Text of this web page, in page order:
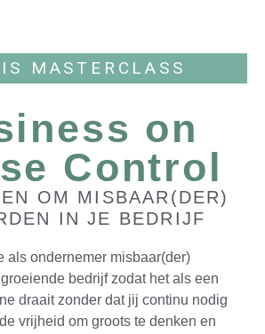
MASTERCLASS
on
Control
OM MISBAAR(DER)
IN JE BEDRIJF
als ondernemer misbaar(der)
bedrijf zodat het als een
draait zonder dat jij continu nodig
vrijheid om groots te denken en